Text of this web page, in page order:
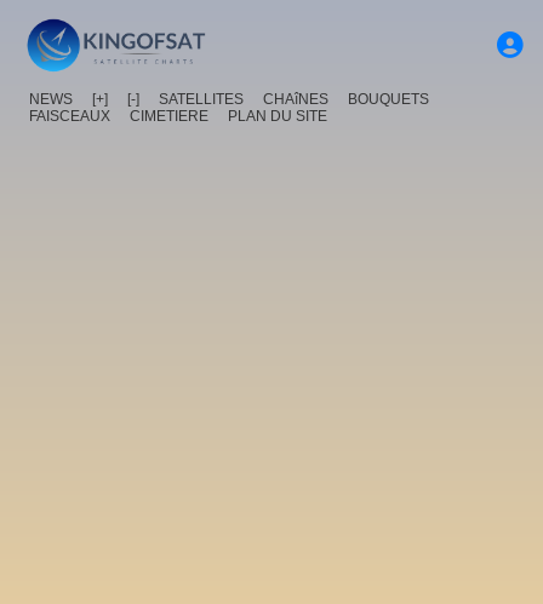
NEWS [+] [-] SATELLITES CHAîNES
BOUQUETS
FAISCEAUX
CIMETIERE PLAN DU SITE